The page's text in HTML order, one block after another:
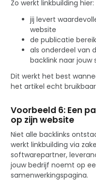
Zo werkt linkbuilding hier:
jij levert
website
de publicatie
als onderdeel van
backlink naar jouw
Dit werkt het best
het artikel echt
Voorbeeld 6: Een
op zijn website
Niet alle backlinks
werkt linkbuilding via
softwarepartner,
jouw bedrijf noemt op
samenwerkingspagina.